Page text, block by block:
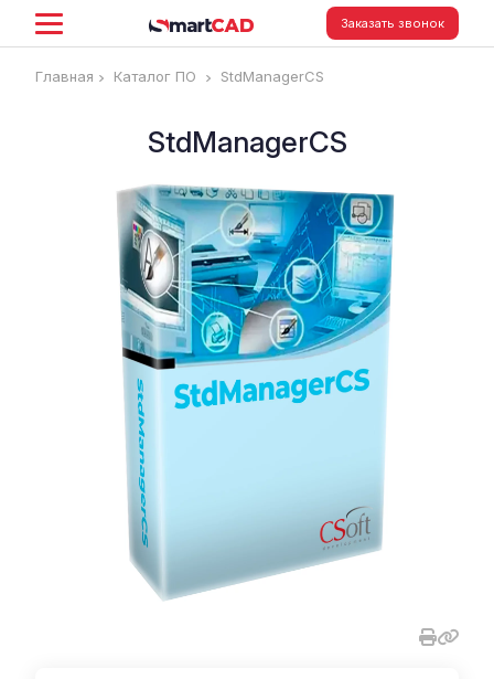
Заказать звонок
Главная Каталог ПО StdManagerCS
StdManagerCS